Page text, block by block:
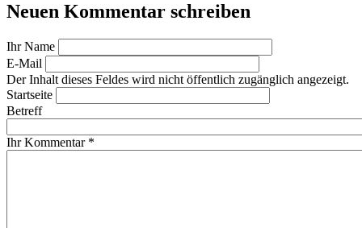
Neuen Kommentar schreiben
Ihr Name
E-Mail
Der Inhalt dieses Feldes wird nicht öffentlich zugänglich angezeigt.
Startseite
Betreff
Ihr Kommentar *